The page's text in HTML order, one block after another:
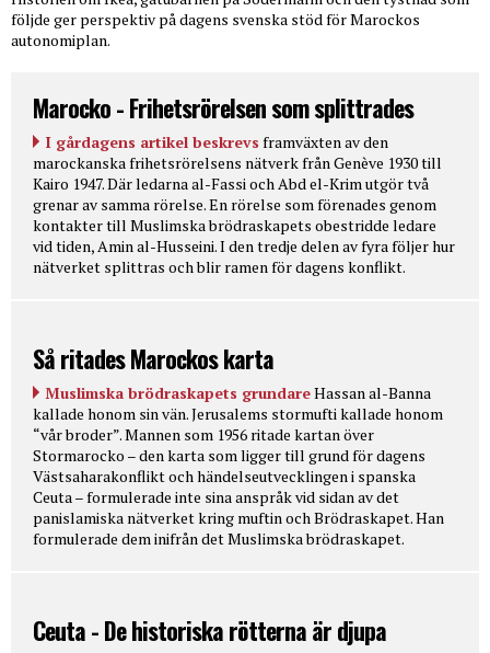
följde ger perspektiv på dagens svenska stöd för Marockos
autonomiplan.
Marocko - Frihetsrörelsen som splittrades
I gårdagens artikel beskrevs framväxten av den
marockanska frihetsrörelsens nätverk från Genève 1930 till
Kairo 1947. Där ledarna al-Fassi och Abd el-Krim utgör två
grenar av samma rörelse. En rörelse som förenades genom
kontakter till Muslimska brödraskapets obestridde ledare
vid tiden, Amin al-Husseini. I den tredje delen av fyra följer hur
nätverket splittras och blir ramen för dagens konflikt.
Så ritades Marockos karta
Muslimska brödraskapets grundareHassan al-Banna
kallade honom sin vän. Jerusalems stormufti kallade honom
“vår broder”. Mannen som 1956 ritade kartan över
Stormarocko – den karta som ligger till grund för dagens
Västsaharakonflikt och händelseutvecklingen i spanska
Ceuta – formulerade inte sina anspråk vid sidan av det
panislamiska nätverket kring muftin och Brödraskapet. Han
formulerade dem inifrån det Muslimska brödraskapet.
Ceuta - De historiska rötterna är djupa